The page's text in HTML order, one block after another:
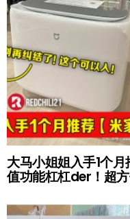
大马小姐姐入手1个
值功能杠杠der！超